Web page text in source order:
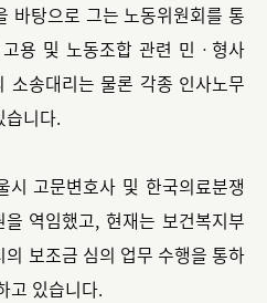
바탕으로 그는 노동위원회를 통
용 및 노동조합 관련 민ㆍ형사
소송대리는 물론 각종 인사노무
습니다.
시 고문변호사 및 한국의료분쟁
역임했고, 현재는 보건복지부
보조금 심의 업무 수행을 통하
고 있습니다.